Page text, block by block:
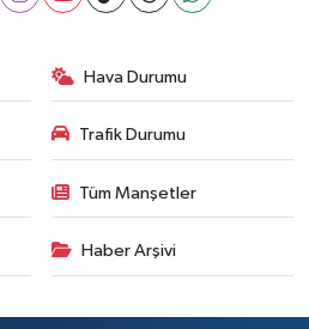
Hava Durumu
Trafik Durumu
Tüm Manşetler
Haber Arşivi